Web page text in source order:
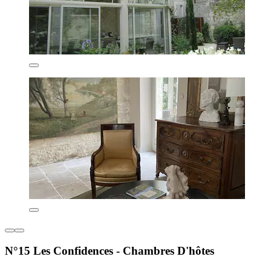
N°15 Les Confidences - Chambres D'hôtes